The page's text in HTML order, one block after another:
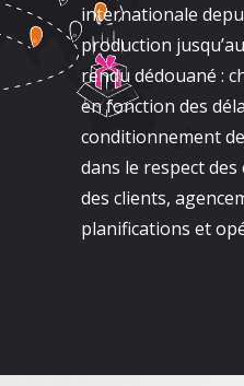
internationale
production
rendu dédouané :
en fonction des
conditionnement
dans le respect
des clients,
planifications et